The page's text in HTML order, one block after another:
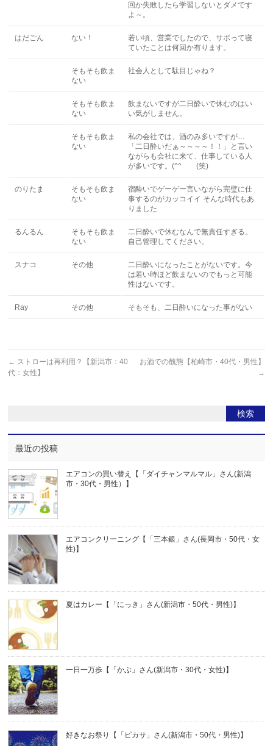
回か失敗したら学習しないとダメです
よ～。
はだごん ない！
若い頃、営業でしたので、サボって寝
ていたことは何回か有ります。
そもそも飲ま
ない
社会人として駄目じゃね？
そもそも飲ま
ない
飲まないですが二日酔いで休むのはい
い気がしません。
そもそも飲ま
ない
私の会社では、酒のみ多いですが…
「二日酔いだぁ～～～～！！」と言い
ながらも会社に来て、仕事している人
が多いです。(^^ゞ (笑)
のりたま
そもそも飲ま
ない
宿酔いでゲーゲー言いながら完璧に仕
事するのがカッコイイ そんな時代もあ
りました
るんるん
そもそも飲ま
ない
二日酔いで休むなんで無責任すぎる。
自己管理してください。
スナコ その他
二日酔いになったことがないです。今
は若い時ほど飲まないのでもっと可能
性はないです。
Ray その他 そもそも、二日酔いになった事がない
← ストローは再利用？【新潟市：40
代：女性】
お酒での醜態【柏崎市・40代・男性】
→
最近の投稿
エアコンの買い替え【「ダイチャンマルマル」さん(新潟
市・30代・男性）】
エアコンクリーニング【「三本銀」さん(長岡市・50代・女
性)】
夏はカレー【「にっき」さん(新潟市・50代・男性)】
一日一万歩【「かぶ」さん(新潟市・30代・女性)】
好きなお祭り【「ピカサ」さん(新潟市・50代・男性)】